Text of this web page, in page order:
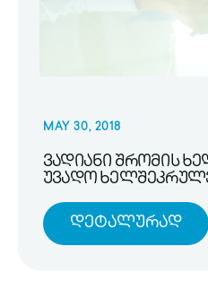
MAY 30, 2018
ვადიანი შრომის
უვადო
Დეტალურად